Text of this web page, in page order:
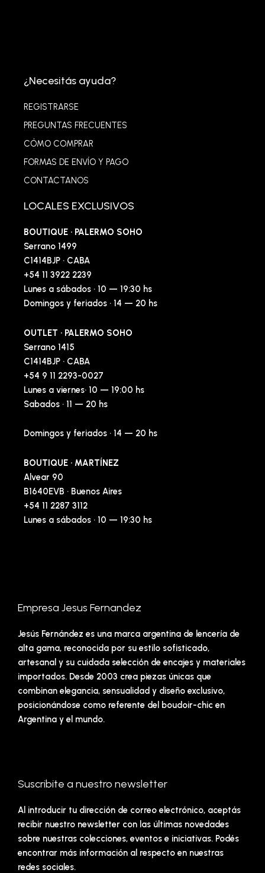
¿Necesitás ayuda?
REGISTRARSE
PREGUNTAS FRECUENTES
CÓMO COMPRAR
FORMAS DE ENVÍO Y PAGO
CONTACTANOS
LOCALES EXCLUSIVOS
BOUTIQUE · PALERMO SOHO
Serrano 1499
C1414BJP · CABA
+54 11 3922 2239
Lunes a sábados · 10 — 19:30 hs
Domingos y feriados · 14 — 20 hs
OUTLET · PALERMO SOHO
Serrano 1415
C1414BJP · CABA
+54 9 11 2293-0027
Lunes a viernes· 10 — 19:00 hs
Sabados · 11 — 20 hs
Domingos y feriados · 14 — 20 hs
BOUTIQUE · MARTÍNEZ
Alvear 90
B1640EVB · Buenos Aires
+54 11 2287 3112
Lunes a sábados · 10 — 19:30 hs
Empresa Jesus Fernandez
Jesús Fernández es una marca argentina de lencería de
alta gama, reconocida por su estilo sofisticado,
artesanal y su cuidada selección de encajes y materiales
importados. Desde 2003 crea piezas únicas que
combinan elegancia, sensualidad y diseño exclusivo,
posicionándose como referente del boudoir-chic en
Argentina y el mundo.
Suscribite a nuestro newsletter
Al introducir tu dirección de correo electrónico, aceptás
recibir nuestro newsletter con las últimas novedades
sobre nuestras colecciones, eventos e iniciativas. Podés
encontrar más información al respecto en nuestras
redes sociales.